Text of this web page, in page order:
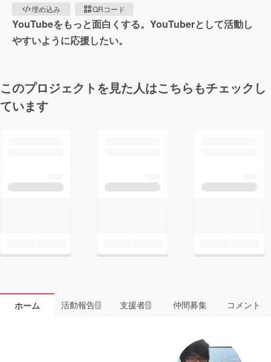
埋め込み
QRコード
YouTubeをもっと面白くする。YouTuberとして活動し
やすいように応援したい。
このプロジェクトを見た人はこちらもチェックし
ています
ホーム 活動報告2 支援者2 仲間募集 コメント